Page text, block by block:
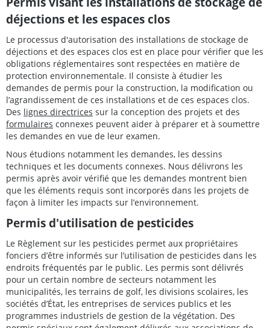
déjections et les espaces clos
Le processus d'autorisation des installations de stockage de
déjections et des espaces clos est en place pour vérifier que les
obligations réglementaires sont respectées en matière de
protection environnementale. Il consiste à étudier les
demandes de permis pour la construction, la modification ou
l’agrandissement de ces installations et de ces espaces clos.
Des lignes directrices sur la conception des projets et des
formulaires connexes peuvent aider à préparer et à soumettre
les demandes en vue de leur examen.
Nous étudions notamment les demandes, les dessins
techniques et les documents connexes. Nous délivrons les
permis après avoir vérifié que les demandes montrent bien
que les éléments requis sont incorporés dans les projets de
façon à limiter les impacts sur l’environnement.
Permis d'utilisation de pesticides
Le Règlement sur les pesticides permet aux propriétaires
fonciers d’être informés sur l’utilisation de pesticides dans les
endroits fréquentés par le public. Les permis sont délivrés
pour un certain nombre de secteurs notamment les
municipalités, les terrains de golf, les divisions scolaires, les
sociétés d’État, les entreprises de services publics et les
programmes industriels de gestion de la végétation. Des